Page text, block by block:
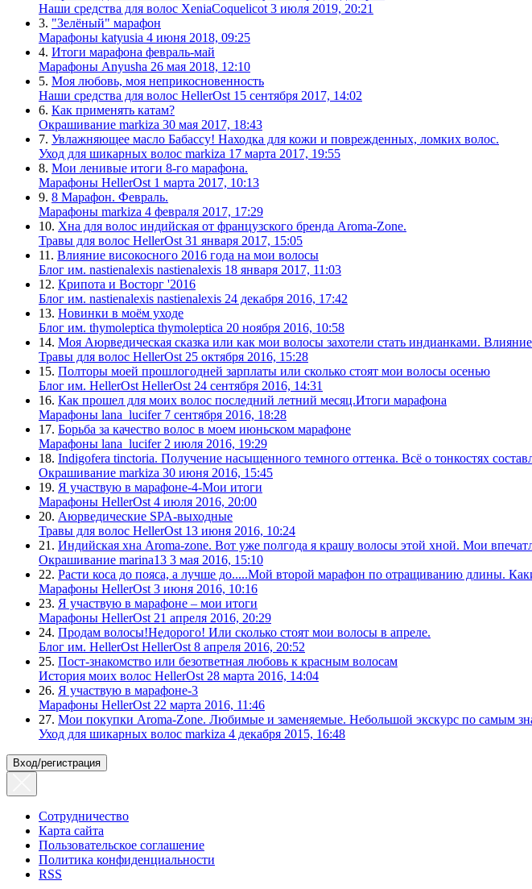
Наши средства для волос XeniaCoquelicot 3 июля 2019, 20:21
3. "Зелёный" марафон
Марафоны katyusia 4 июня 2018, 09:25
4. Итоги марафона февраль-май
Марафоны Anyusha 26 мая 2018, 12:10
5. Моя любовь, моя неприкосновенность
Наши средства для волос HellerOst 15 сентября 2017, 14:02
6. Как применять катам?
Окрашивание markiza 30 мая 2017, 18:43
7. Увлажняющее масло Бабассу! Находка для кожи и поврежденных, ломких волос.
Уход для шикарных волос markiza 17 марта 2017, 19:55
8. Мои ленивые итоги 8-го марафона.
Марафоны HellerOst 1 марта 2017, 10:13
9. 8 Марафон. Февраль.
Марафоны markiza 4 февраля 2017, 17:29
10. Хна для волос индийская от французского бренда Aroma-Zone.
Травы для волос HellerOst 31 января 2017, 15:05
11. Влияние високосного 2016 года на мои волосы
Блог им. nastienalexis nastienalexis 18 января 2017, 11:03
12. Крипота и Восторг '2016
Блог им. nastienalexis nastienalexis 24 декабря 2016, 17:42
13. Новинки в моём уходе
Блог им. thymoleptica thymoleptica 20 ноября 2016, 10:58
14. Моя Аюрведическая сказка или как мои волосы захотели стать индианками. Влияние
Травы для волос HellerOst 25 октября 2016, 15:28
15. Полторы моей прошлогодней зарплаты или сколько стоят мои волосы осенью
Блог им. HellerOst HellerOst 24 сентября 2016, 14:31
16. Как прошел для моих волос последний летний месяц.Итоги марафона
Марафоны lana_lucifer 7 сентября 2016, 18:28
17. Борьба за качество волос в моем июньском марафоне
Марафоны lana_lucifer 2 июля 2016, 19:29
18. Indigofera tinctoria. Получение насыщенного темного оттенка. Всё о тонкостях
Окрашивание markiza 30 июня 2016, 15:45
19. Я участвую в марафоне-4-Мои итоги
Марафоны HellerOst 4 июля 2016, 20:00
20. Аюрведические SPA-выходные
Травы для волос HellerOst 13 июня 2016, 10:24
21. Индийская хна Аroma-zone. Вот уже полгода я крашу волосы этой хной. Мои
Окрашивание marina13 3 мая 2016, 15:10
22. Расти коса до пояса, а лучше до.....Мой второй марафон по отращиванию длины.
Марафоны HellerOst 3 июня 2016, 10:16
23. Я участвую в марафоне – мои итоги
Марафоны HellerOst 21 апреля 2016, 20:29
24. Продам волосы!Недорого! Или сколько стоят мои волосы в апреле.
Блог им. HellerOst HellerOst 8 апреля 2016, 20:52
25. Пост-знакомство или безответная любовь к красным волосам
История моих волос HellerOst 28 марта 2016, 14:04
26. Я участвую в марафоне-3
Марафоны HellerOst 22 марта 2016, 11:46
27. Мои покупки Aroma-Zone. Любимые и заменяемые. Небольшой экскурс по самым
Уход для шикарных волос markiza 4 декабря 2015, 16:48
Вход/регистрация
Сотрудничество
Карта сайта
Пользовательское соглашение
Политика конфиденциальности
RSS